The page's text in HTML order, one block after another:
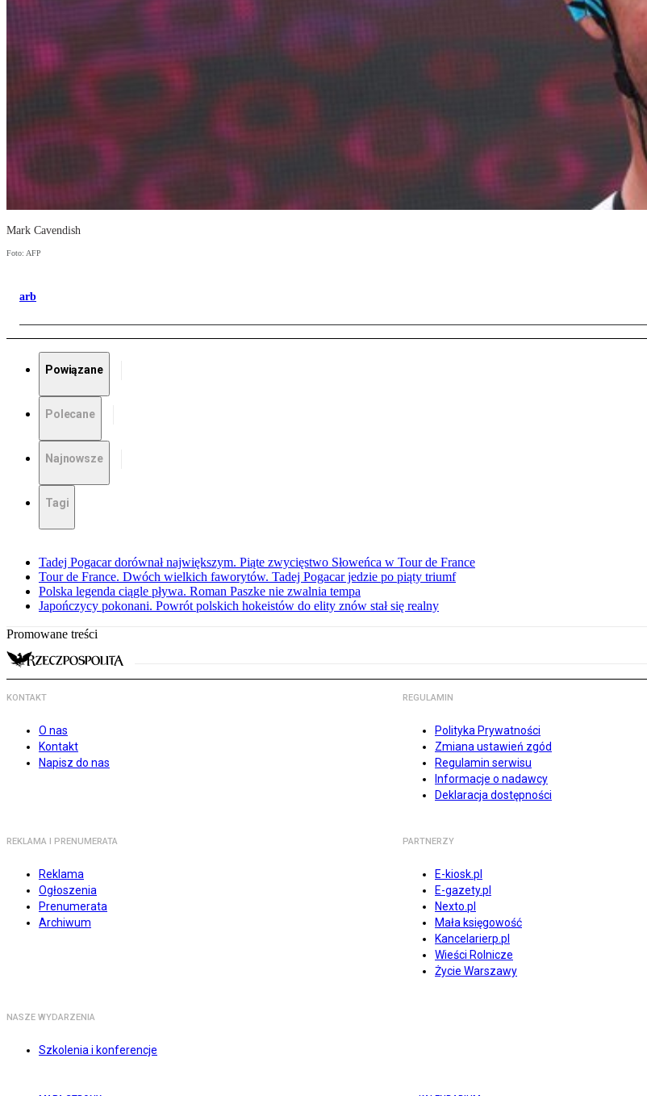
Mark Cavendish
Foto: AFP
arb
Powiązane
Polecane
Najnowsze
Tagi
Tadej Pogacar dorównał największym. Piąte zwycięstwo Słoweńca w Tour de France
Tour de France. Dwóch wielkich faworytów. Tadej Pogacar jedzie po piąty triumf
Polska legenda ciągle pływa. Roman Paszke nie zwalnia tempa
Japończycy pokonani. Powrót polskich hokeistów do elity znów stał się realny
Promowane treści
KONTAKT
O nas
Kontakt
Napisz do nas
REGULAMIN
Polityka Prywatności
Zmiana ustawień zgód
Regulamin serwisu
Informacje o nadawcy
Deklaracja dostępności
REKLAMA I PRENUMERATA
Reklama
Ogłoszenia
Prenumerata
Archiwum
PARTNERZY
E-kiosk.pl
E-gazety.pl
Nexto.pl
Mała księgowość
Kancelarierp.pl
Wieści Rolnicze
Życie Warszawy
NASZE WYDARZENIA
Szkolenia i konferencje